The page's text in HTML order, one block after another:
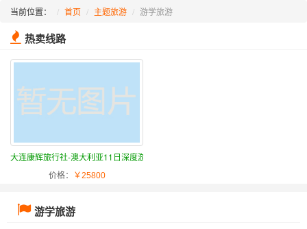
当前位置： 首页 主题旅游 游学旅游
热卖线路
大连康辉旅行社-澳大利亚11日深度游学营
价格：
￥25800
游学旅游